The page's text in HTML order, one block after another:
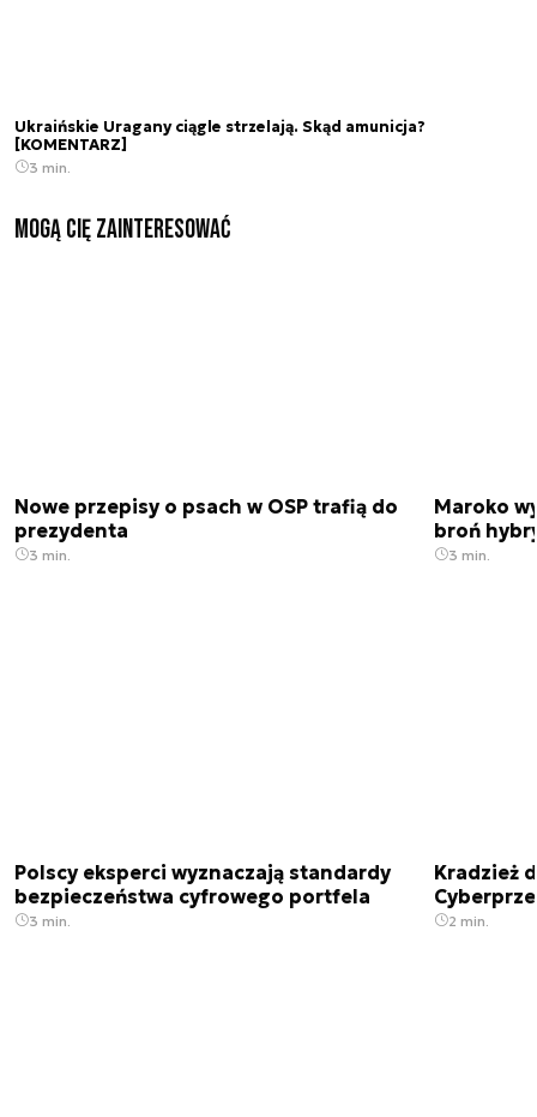
Ukraińskie Uragany ciągle strzelają. Skąd amunicja?
[KOMENTARZ]
3 min.
Mogą Cię zainteresować
Nowe przepisy o psach w OSP trafią do
prezydenta
3 min.
Maroko
broń
3 min.
Polscy eksperci wyznaczają standardy
bezpieczeństwa cyfrowego portfela
3 min.
Kradzież
2 min.